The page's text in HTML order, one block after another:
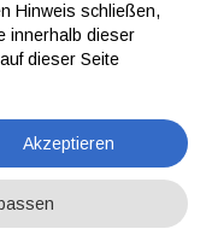
Hinweis schließen,
innerhalb dieser
dieser Seite
Akzeptieren